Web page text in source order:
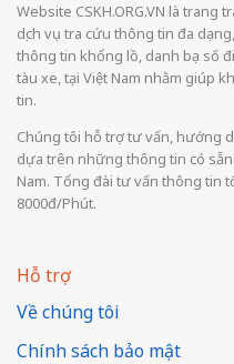
Website CSKH.ORG.VN là
dịch vụ tra cứu thông tin đa
thông tin khổng lồ, danh bạ số
tàu xe, tại Việt Nam nhằm giúp
tin.
Chúng tôi hỗ trợ tư vấn, hướng
dựa trên những thông tin có
Nam. Tổng đài tư vấn thông tin
8000đ/Phút.
Hỗ trợ
Về chúng tôi
Chính sách bảo mật